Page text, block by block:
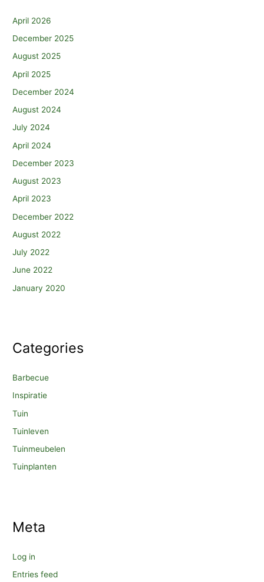
April 2026
December 2025
August 2025
April 2025
December 2024
August 2024
July 2024
April 2024
December 2023
August 2023
April 2023
December 2022
August 2022
July 2022
June 2022
January 2020
Categories
Barbecue
Inspiratie
Tuin
Tuinleven
Tuinmeubelen
Tuinplanten
Meta
Log in
Entries feed